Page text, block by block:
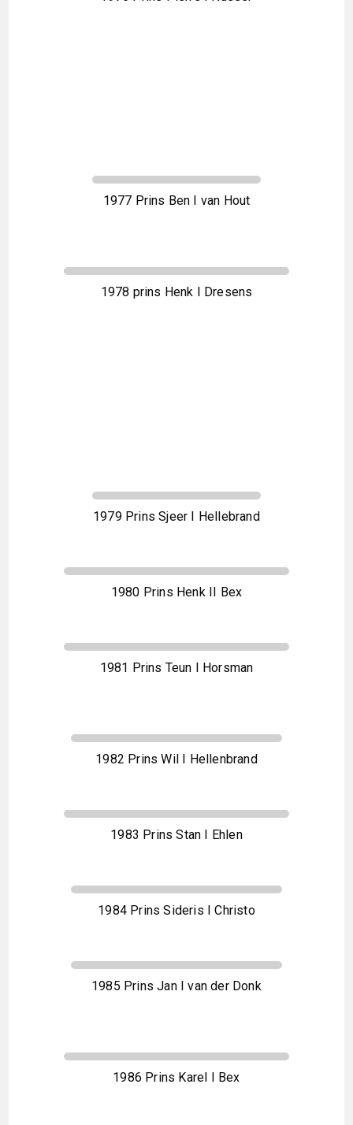
1977 Prins Ben I van Hout
1978 prins Henk I Dresens
1979 Prins Sjeer I Hellebrand
1980 Prins Henk II Bex
1981 Prins Teun I Horsman
1982 Prins Wil I Hellenbrand
1983 Prins Stan I Ehlen
1984 Prins Sideris I Christo
1985 Prins Jan I van der Donk
1986 Prins Karel I Bex